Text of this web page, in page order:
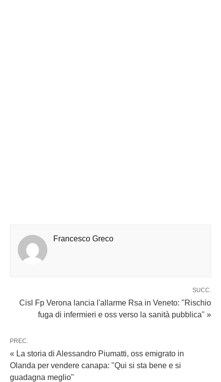
Francesco Greco
SUCC.
Cisl Fp Verona lancia l'allarme Rsa in Veneto: "Rischio
fuga di infermieri e oss verso la sanità pubblica" »
PREC.
« La storia di Alessandro Piumatti, oss emigrato in
Olanda per vendere canapa: "Qui si sta bene e si
guadagna meglio"